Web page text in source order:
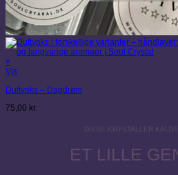
+
Vis
Duftvoks – Dagdrøm
75,00 kr.
DISSE KRYSTALLER
ET LILLE